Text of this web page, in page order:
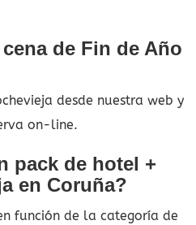
de Fin de Año
desde nuestra web y
on-line.
pack de hotel +
en Coruña?
función de la categoría de